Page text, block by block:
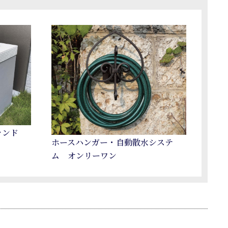
ド
ホースハンガー・自動散水システ
ム オンリーワン